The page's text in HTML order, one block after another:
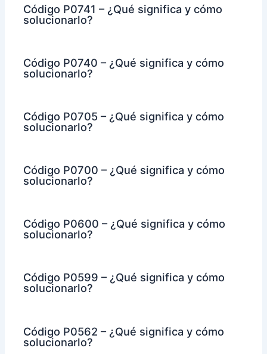
Código P0741 – ¿Qué significa y cómo
solucionarlo?
Código P0740 – ¿Qué significa y cómo
solucionarlo?
Código P0705 – ¿Qué significa y cómo
solucionarlo?
Código P0700 – ¿Qué significa y cómo
solucionarlo?
Código P0600 – ¿Qué significa y cómo
solucionarlo?
Código P0599 – ¿Qué significa y cómo
solucionarlo?
Código P0562 – ¿Qué significa y cómo
solucionarlo?